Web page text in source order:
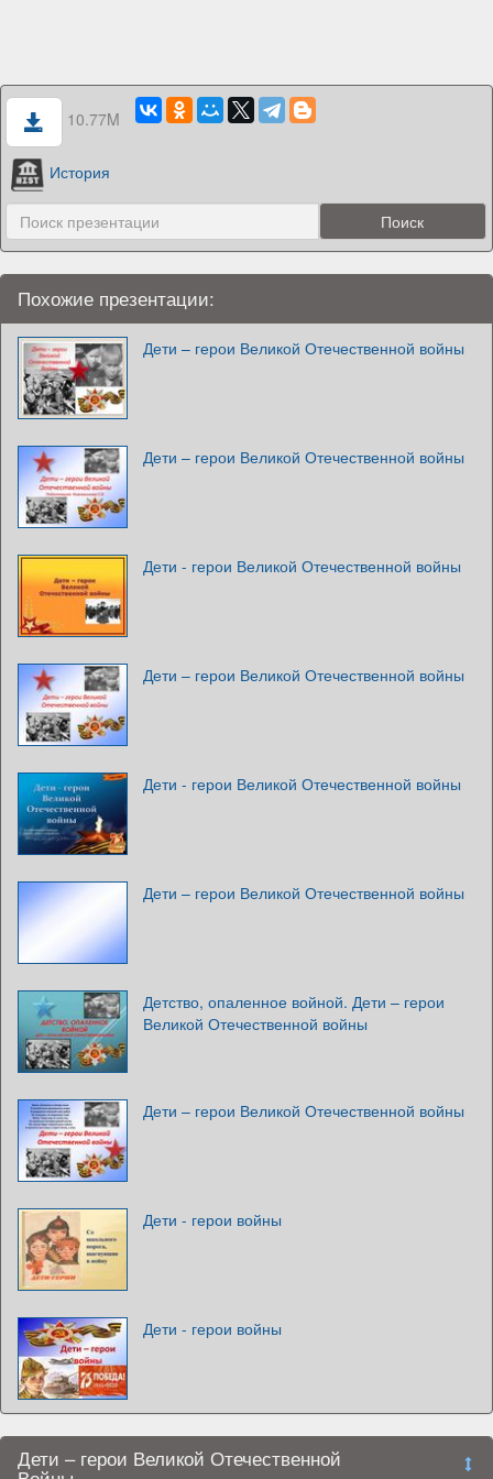
10.77M
История
Похожие презентации:
Дети – герои Великой Отечественной войны
Дети – герои Великой Отечественной войны
Дети - герои Великой Отечественной войны
Дети – герои Великой Отечественной войны
Дети - герои Великой Отечественной войны
Дети – герои Великой Отечественной войны
Детство, опаленное войной. Дети – герои
Великой Отечественной войны
Дети – герои Великой Отечественной войны
Дети - герои войны
Дети - герои войны
Дети – герои Великой Отечественной